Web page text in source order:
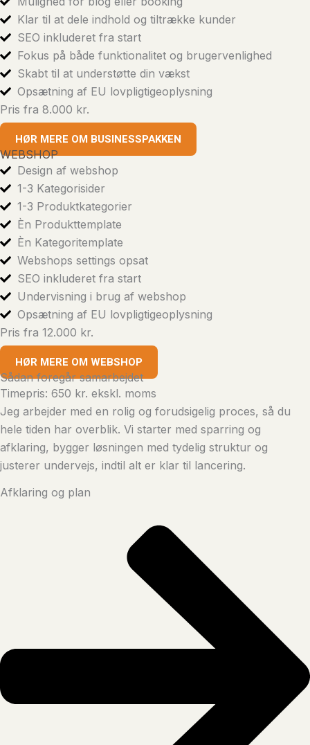
Klar til at dele indhold og tiltrække kunder
SEO inkluderet fra start
Fokus på både funktionalitet og brugervenlighed
Skabt til at understøtte din vækst
Opsætning af EU lovpligtigeoplysning
Pris fra 8.000 kr.
HØR MERE OM BUSINESSPAKKEN
WEBSHOP
Design af webshop
1-3 Kategorisider
1-3 Produktkategorier
Èn Produkttemplate
Èn Kategoritemplate
Webshops settings opsat
SEO inkluderet fra start
Undervisning i brug af webshop
Opsætning af EU lovpligtigeoplysning
Pris fra 12.000 kr.
HØR MERE OM WEBSHOP
Sådan foregår samarbejdet
Timepris: 650 kr. ekskl. moms
Jeg arbejder med en rolig og forudsigelig proces, så du
hele tiden har overblik. Vi starter med sparring og
afklaring, bygger løsningen med tydelig struktur og
justerer undervejs, indtil alt er klar til lancering.
Afklaring og plan